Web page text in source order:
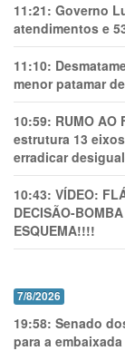
11:21: Governo
atendimentos e
11:10:
menor patamar
10:59: RUMO AO
estrutura 13
erradicar
10:43: VÍDEO:
DECISÃO-
ESQUEMA!!!!
7/8/2026
19:58: Senado
para a